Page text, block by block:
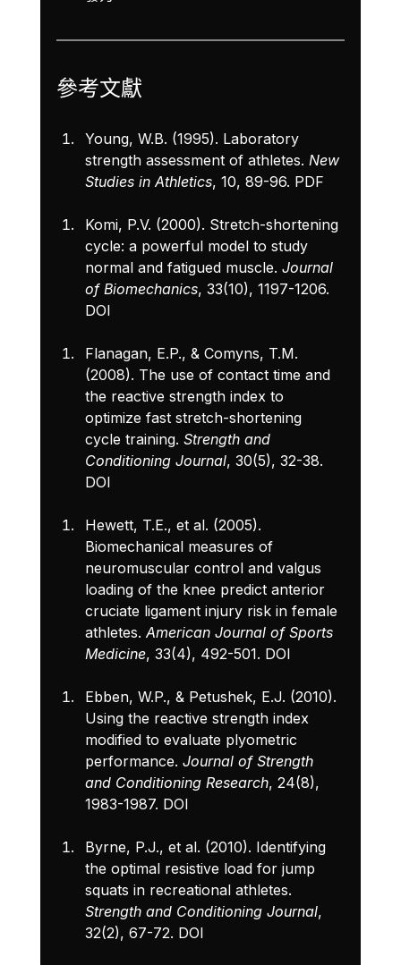
參考文獻
Young, W.B. (1995). Laboratory
strength assessment of athletes. New
Studies in Athletics, 10, 89-96. PDF
Komi, P.V. (2000). Stretch-shortening
cycle: a powerful model to study
normal and fatigued muscle. Journal
of Biomechanics, 33(10), 1197-1206.
DOI
Flanagan, E.P., & Comyns, T.M.
(2008). The use of contact time and
the reactive strength index to
optimize fast stretch-shortening
cycle training. Strength and
Conditioning Journal, 30(5), 32-38.
DOI
Hewett, T.E., et al. (2005).
Biomechanical measures of
neuromuscular control and valgus
loading of the knee predict anterior
cruciate ligament injury risk in female
athletes. American Journal of Sports
Medicine, 33(4), 492-501. DOI
Ebben, W.P., & Petushek, E.J. (2010).
Using the reactive strength index
modified to evaluate plyometric
performance. Journal of Strength
and Conditioning Research, 24(8),
1983-1987. DOI
Byrne, P.J., et al. (2010). Identifying
the optimal resistive load for jump
squats in recreational athletes.
Strength and Conditioning Journal,
32(2), 67-72. DOI